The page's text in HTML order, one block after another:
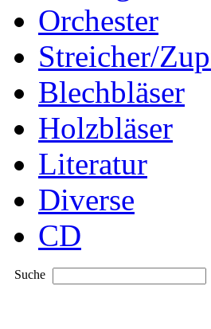
Orchester
Streicher/
Blechbläser
Holzbläser
Literatur
Diverse
CD
Suche